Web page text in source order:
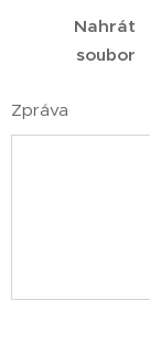
Nahrát
soubor
Zpráva